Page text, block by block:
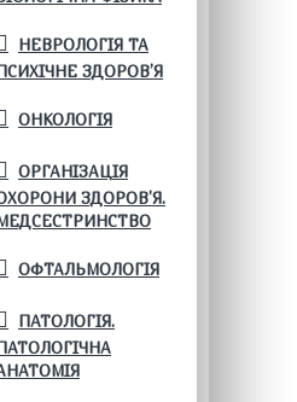
НЕВРОЛОГІЯ ТА
ЗДОРОВ’Я
ОНКОЛОГІЯ
ОРГАНІЗАЦІЯ
ЗДОРОВ'Я.
ОФТАЛЬМОЛОГІЯ
ПАТОЛОГІЯ.